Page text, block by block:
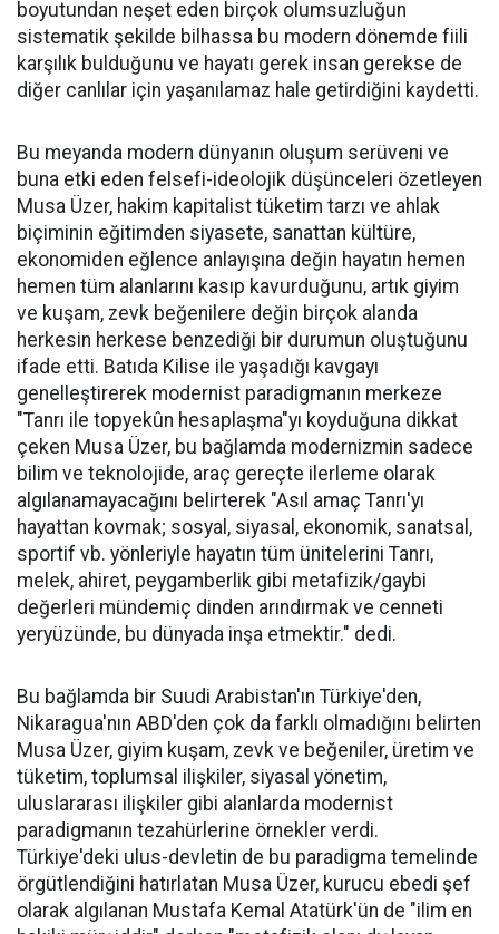
boyutundan neşet eden birçok olumsuzluğun
sistematik şekilde bilhassa bu modern dönemde fiili
karşılık bulduğunu ve hayatı gerek insan gerekse de
diğer canlılar için yaşanılamaz hale getirdiğini kaydetti.
Bu meyanda modern dünyanın oluşum serüveni ve
buna etki eden felsefi-ideolojik düşünceleri özetleyen
Musa Üzer, hakim kapitalist tüketim tarzı ve ahlak
biçiminin eğitimden siyasete, sanattan kültüre,
ekonomiden eğlence anlayışına değin hayatın hemen
hemen tüm alanlarını kasıp kavurduğunu, artık giyim
ve kuşam, zevk beğenilere değin birçok alanda
herkesin herkese benzediği bir durumun oluştuğunu
ifade etti. Batıda Kilise ile yaşadığı kavgayı
genelleştirerek modernist paradigmanın merkeze
"Tanrı ile topyekûn hesaplaşma"yı koyduğuna dikkat
çeken Musa Üzer, bu bağlamda modernizmin sadece
bilim ve teknolojide, araç gereçte ilerleme olarak
algılanamayacağını belirterek "Asıl amaç Tanrı'yı
hayattan kovmak; sosyal, siyasal, ekonomik, sanatsal,
sportif vb. yönleriyle hayatın tüm ünitelerini Tanrı,
melek, ahiret, peygamberlik gibi metafizik/gaybi
değerleri mündemiç dinden arındırmak ve cenneti
yeryüzünde, bu dünyada inşa etmektir." dedi.
Bu bağlamda bir Suudi Arabistan'ın Türkiye'den,
Nikaragua'nın ABD'den çok da farklı olmadığını belirten
Musa Üzer, giyim kuşam, zevk ve beğeniler, üretim ve
tüketim, toplumsal ilişkiler, siyasal yönetim,
uluslararası ilişkiler gibi alanlarda modernist
paradigmanın tezahürlerine örnekler verdi.
Türkiye'deki ulus-devletin de bu paradigma temelinde
örgütlendiğini hatırlatan Musa Üzer, kurucu ebedi şef
olarak algılanan Mustafa Kemal Atatürk'ün de "ilim en